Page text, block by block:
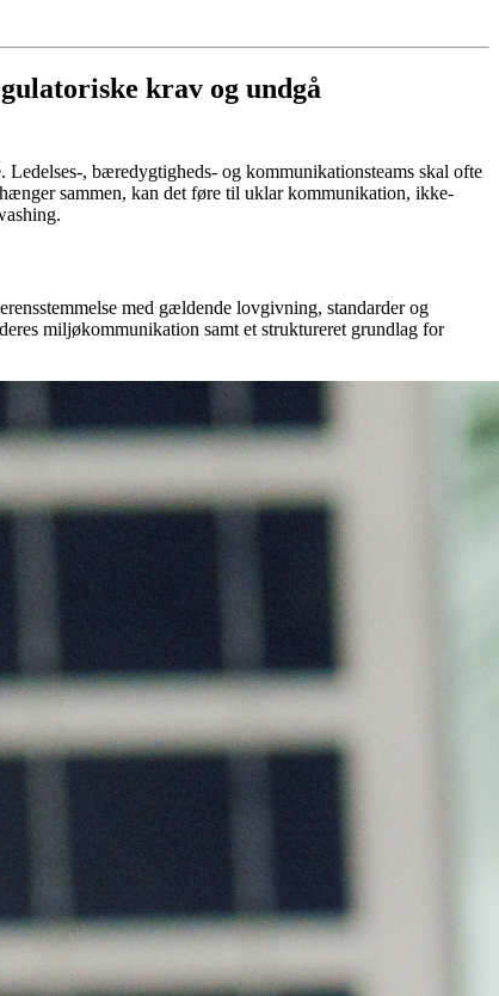
krav og undgå
, bæredygtigheds- og kommunikationsteams skal ofte
sammen, kan det føre til uklar kommunikation, ikke-
med gældende lovgivning, standarder og
miljøkommunikation samt et struktureret grundlag for